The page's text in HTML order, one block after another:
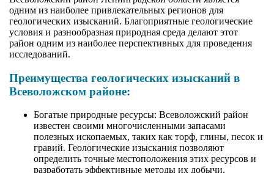
одним из наиболее привлекательных регионов для
геологических изысканий. Благоприятные геологические
условия и разнообразная природная среда делают этот
район одним из наиболее перспективных для проведения
исследований.
Преимущества геологических изысканий в
Всеволожском районе:
Богатые природные ресурсы: Всеволожский район
известен своими многочисленными запасами
полезных ископаемых, таких как торф, глины, песок и
гравий. Геологические изыскания позволяют
определить точные местоположения этих ресурсов и
разработать эффективные методы их добычи.